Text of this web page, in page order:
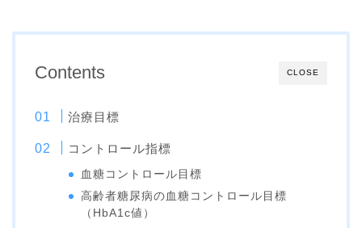
CLOSE
Contents
治療目標
コントロール指標
血糖コントロール目標
高齢者糖尿病の血糖コントロール目標
（HbA1c値）